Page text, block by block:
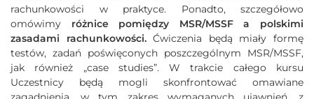
rachunkowości w praktyce. Ponadto, szczegółowo
omówimy różnice pomiędzy MSR/MSSF a polskimi
zasadami rachunkowości.Ćwiczenia będą miały formę
testów, zadań poświęconych poszczególnym MSR/MSSF,
jak również „case studies”. W trakcie całego kursu
Uczestnicy będą mogli skonfrontować omawiane